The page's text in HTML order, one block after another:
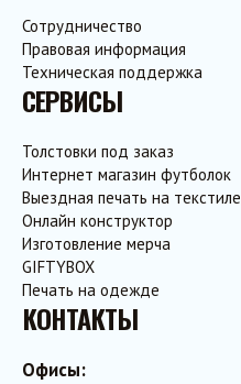
КОНТАКТЫ
Офисы:
Сотрудничество
Правовая информация
Техническая поддержка
СЕРВИСЫ
Толстовки под заказ
Интернет магазин футболок
Выездная печать на текстиле
Онлайн конструктор
Изготовление мерча
GIFTYBOX
Печать на одежде